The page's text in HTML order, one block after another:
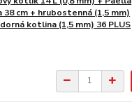
38 cm + hrubostenná (1,5 mm)
kotlina (1,5 mm) 36 PLUS